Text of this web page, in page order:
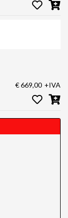
€ 669,00 +IVA